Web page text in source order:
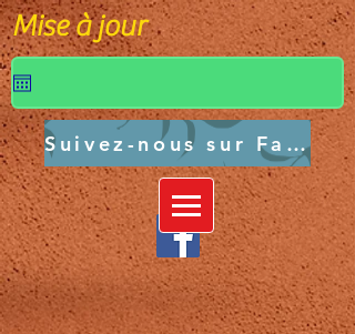
Mise à jour
Suivez-nous sur